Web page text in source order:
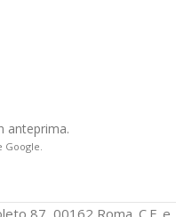
anteprima.
Google.